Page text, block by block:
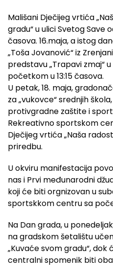
Mališani Dječijeg vrtića
gradu“ u ulici Svetog Save
časova. 16.maja, a istog
„Toša Jovanović“ iz
predstavu „Trapavi zmaj“
početkom u 13:15 časova.
U petak, 18. maja,
za „vukovce“ srednjih
protivgradne zaštite i
Rekreativno sportskom
Dječijeg vrtića „Naša
priredbu.
U okviru manifestacija
nas i Prvi međunarodni
koji će biti orgnizovan u
sportskkom centru sa
Na Dan grada, u
na gradskom šetalištu
„Kuvaće svom gradu“, dok
centralni spomenik biti